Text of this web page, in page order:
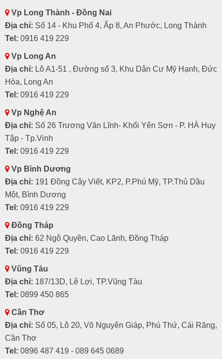
Vp Long Thành - Đồng Nai
Địa chỉ: Số 14 - Khu Phố 4, Ấp 8, An Phước, Long Thành
Tel: 0916 419 229
Vp Long An
Địa chỉ: Lô A1-51 , Đường số 3, Khu Dân Cư Mỹ Hạnh, Đức
Hòa, Long An
Tel: 0916 419 229
Vp Nghệ An
Địa chỉ: Số 26 Trương Văn Lĩnh- Khối Yên Sơn - P. HÀ Huy
Tập - Tp.Vinh
Tel: 0916 419 229
Vp Bình Dương
Địa chỉ: 191 Đồng Cây Viết, KP2, P.Phú Mỹ, TP.Thủ Dầu
Một, Bình Dương
Tel: 0916 419 229
Đồng Tháp
Địa chỉ: 62 Ngô Quyền, Cao Lãnh, Đồng Tháp
Tel: 0916 419 229
Vũng Tàu
Địa chỉ: 187/13D, Lê Lợi, TP.Vũng Tàu
Tel: 0899 450 865
Cần Thơ
Địa chỉ: Số 05, Lô 20, Võ Nguyên Giáp, Phú Thứ, Cái Răng,
Cần Thơ
Tel: 0896 487 419 - 089 645 0689